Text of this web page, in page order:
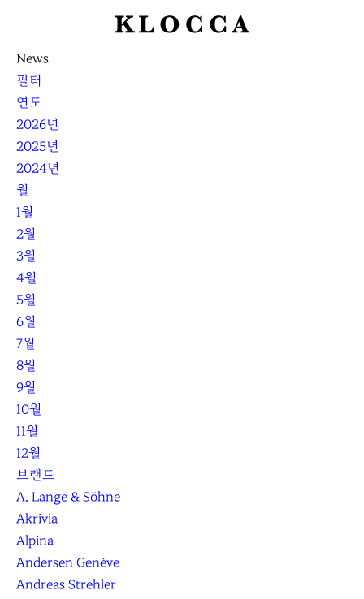
K
News
필터
연도
2026년
2025년
2024년
월
1월
2월
3월
4월
5월
6월
7월
8월
9월
10월
11월
12월
브랜드
A. Lange & Söhne
Akrivia
Alpina
Andersen Genève
Andreas Strehler